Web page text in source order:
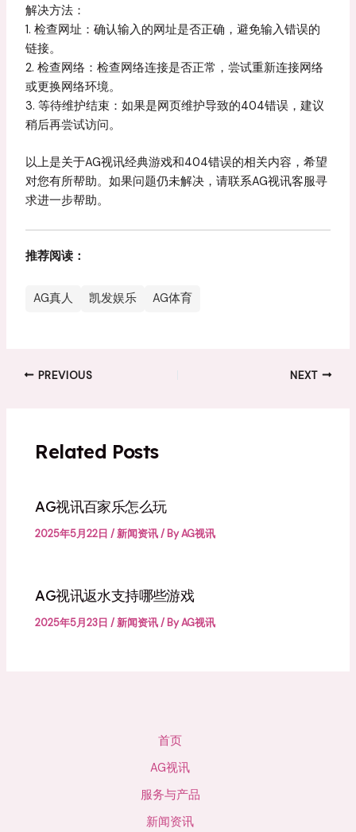
解决方法：
1. 检查网址：确认输入的网址是否正确，避免输入错误的
链接。
2. 检查网络：检查网络连接是否正常，尝试重新连接网络
或更换网络环境。
3. 等待维护结束：如果是网页维护导致的404错误，建议
稍后再尝试访问。
以上是关于AG视讯经典游戏和404错误的相关内容，希望
对您有所帮助。如果问题仍未解决，请联系AG视讯客服寻
求进一步帮助。
推荐阅读：
AG真人 凯发娱乐 AG体育
PREVIOUS NEXT
Related Posts
AG视讯百家乐怎么玩
2025年5月22日/新闻资讯/ ByAG视讯
AG视讯返水支持哪些游戏
2025年5月23日/新闻资讯/ ByAG视讯
首页
AG视讯
服务与产品
新闻资讯